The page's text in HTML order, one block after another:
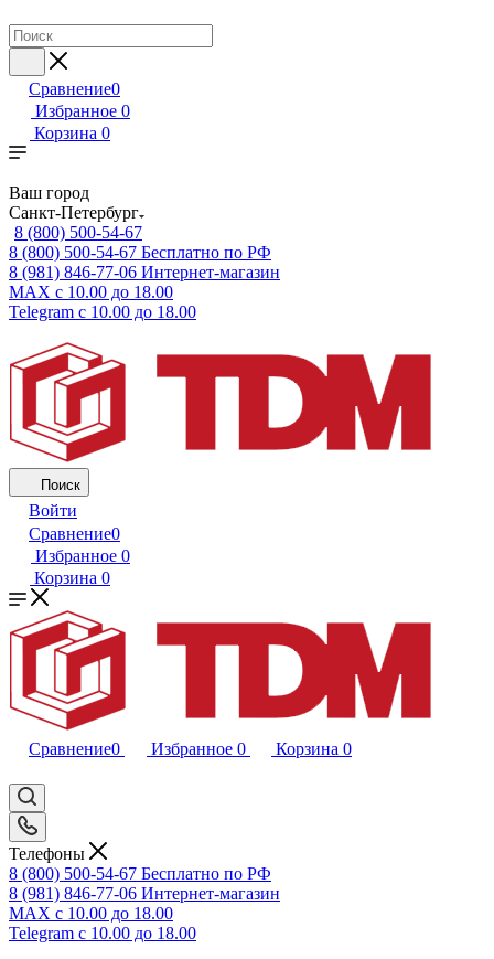
Сравнение0
Избранное 0
Корзина 0
Ваш город
Санкт-Петербург
8 (800) 500-54-67
8 (800) 500-54-67 Бесплатно по РФ
8 (981) 846-77-06 Интернет-магазин
MAX с 10.00 до 18.00
Telegram с 10.00 до 18.00
Поиск
Войти
Сравнение0
Избранное 0
Корзина 0
Сравнение0 Избранное 0 Корзина 0
Телефоны
8 (800) 500-54-67 Бесплатно по РФ
8 (981) 846-77-06 Интернет-магазин
MAX с 10.00 до 18.00
Telegram с 10.00 до 18.00